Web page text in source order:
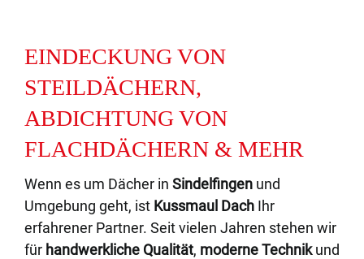
EINDECKUNG VON
STEILDÄCHERN,
ABDICHTUNG VON
FLACHDÄCHERN& MEHR
Wenn es um Dächer in Sindelfingenund
Umgebung geht, ist Kussmaul DachIhr
erfahrener Partner. Seit vielen Jahren stehen wir
für handwerkliche Qualität, moderne Technikund